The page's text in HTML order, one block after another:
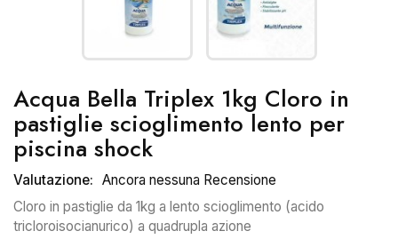
Acqua Bella Triplex 1kg Cloro in
pastiglie scioglimento lento per
piscina shock
Valutazione: Ancora nessuna Recensione
Cloro in pastiglie da 1kg a lento scioglimento (acido
tricloroisocianurico) a quadrupla azione